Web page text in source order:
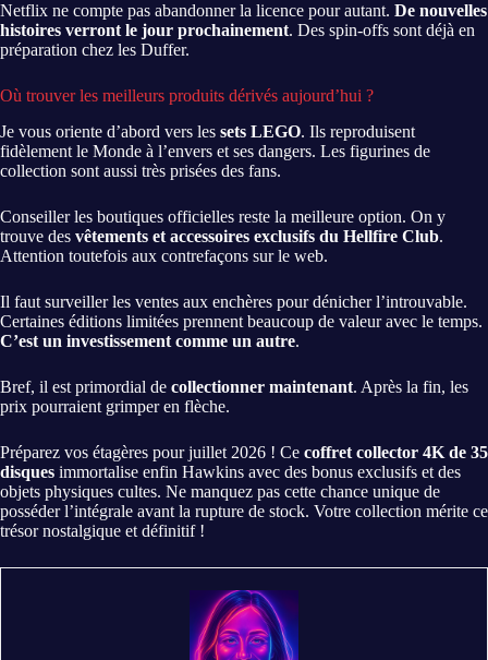
Netflix ne compte pas abandonner la licence pour autant. De nouvelles
histoires verront le jour prochainement. Des spin-offs sont déjà en
préparation chez les Duffer.
Où trouver les meilleurs produits dérivés aujourd’hui ?
Je vous oriente d’abord vers les sets LEGO. Ils reproduisent
fidèlement le Monde à l’envers et ses dangers. Les figurines de
collection sont aussi très prisées des fans.
Conseiller les boutiques officielles reste la meilleure option. On y
trouve des vêtements et accessoires exclusifs du Hellfire Club.
Attention toutefois aux contrefaçons sur le web.
Il faut surveiller les ventes aux enchères pour dénicher l’introuvable.
Certaines éditions limitées prennent beaucoup de valeur avec le temps.
C’est un investissement comme un autre.
Bref, il est primordial de collectionner maintenant. Après la fin, les
prix pourraient grimper en flèche.
Préparez vos étagères pour juillet 2026 ! Ce coffret collector 4K de 35
disques immortalise enfin Hawkins avec des bonus exclusifs et des
objets physiques cultes. Ne manquez pas cette chance unique de
posséder l’intégrale avant la rupture de stock. Votre collection mérite ce
trésor nostalgique et définitif !